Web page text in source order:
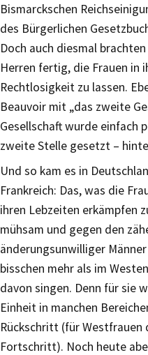
Bismarckschen
des Bürgerlichen
Doch auch diesmal
Herren fertig, die Frauen in
Rechtlosigkeit zu lassen.
Beauvoir mit „das zweite
Gesellschaft wurde einfach
zweite Stelle gesetzt –
Und so kam es in
Frankreich: Das, was die
ihren Lebzeiten erkämpfen
mühsam und gegen den
änderungsunwilliger
bisschen mehr als im
davon singen. Denn für sie
Einheit in manchen
Rückschritt (für Westfrauen
Fortschritt). Noch heute